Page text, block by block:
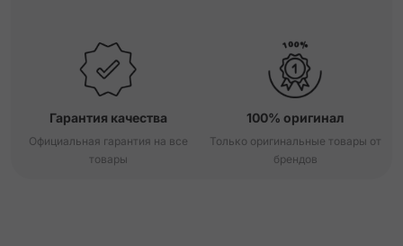
Гарантия качества
Официальная гарантия на все
товары
100% оригинал
Только оригинальные товары от
брендов